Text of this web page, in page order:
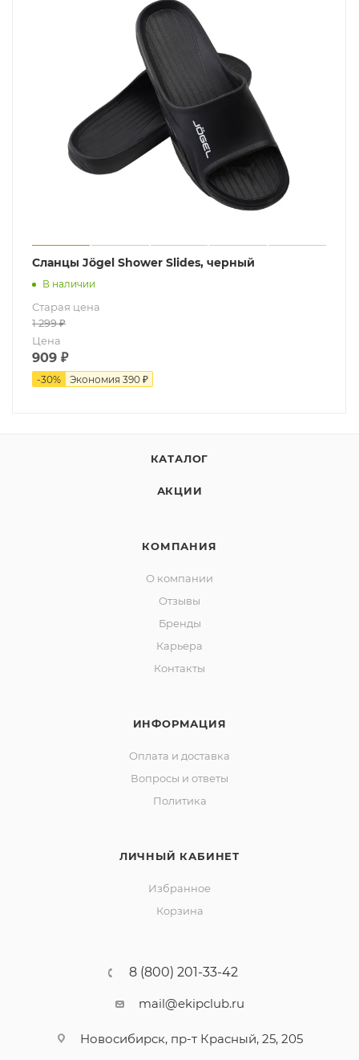
Сланцы Jögel Shower Slides, черный
В наличии
Старая цена
1 299₽
Цена
909 ₽
-30% Экономия 390 ₽
КАТАЛОГ
АКЦИИ
КОМПАНИЯ
О компании
Отзывы
Бренды
Карьера
Контакты
ИНФОРМАЦИЯ
Оплата и доставка
Вопросы и ответы
Политика
ЛИЧНЫЙ КАБИНЕТ
Избранное
Корзина
8 (800) 201-33-42
mail@ekipclub.ru
Новосибирск, пр-т Красный, 25, 205